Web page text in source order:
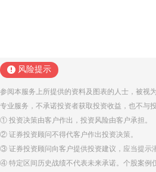
风险提示
参阅本服务上所提供的资料及图表的人士，被视
专业服务，不承诺投资者获取投资收益，也不与
① 投资决策由客户作出，投资风险由客户承担。
② 证券投资顾问不得代客户作出投资决策。
③ 证券投资顾问向客户提供投资建议，应当提示
④ 特定区间历史战绩不代表未来承诺。个股案例